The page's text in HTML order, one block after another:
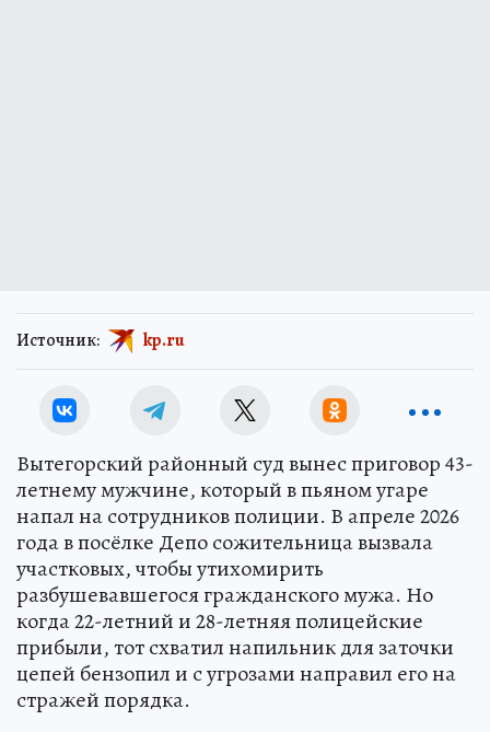
Источник: kp.ru
Вытегорский районный суд вынес приговор 43-
летнему мужчине, который в пьяном угаре
напал на сотрудников полиции. В апреле 2026
года в посёлке Депо сожительница вызвала
участковых, чтобы утихомирить
разбушевавшегося гражданского мужа. Но
когда 22-летний и 28-летняя полицейские
прибыли, тот схватил напильник для заточки
цепей бензопил и с угрозами направил его на
стражей порядка.